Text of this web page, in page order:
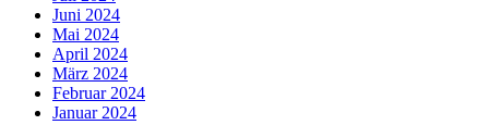
Juni 2024
Mai 2024
April 2024
März 2024
Februar 2024
Januar 2024